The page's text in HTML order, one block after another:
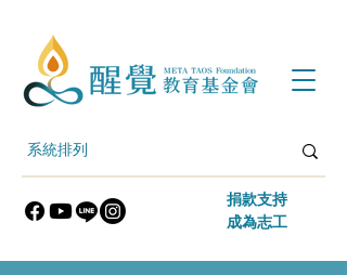
​捐款支持
​成為志工